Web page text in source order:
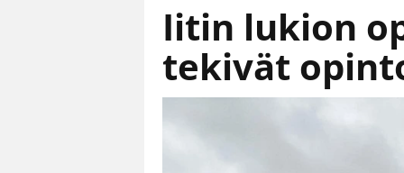
Iitin lukion
tekivät